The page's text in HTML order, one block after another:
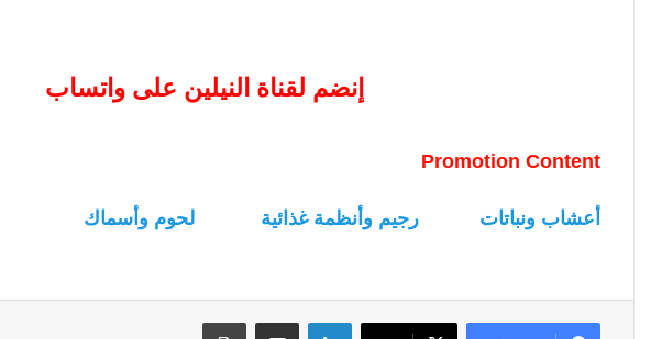
إنضم لقناة النيلين على واتساب
Promotion Content
أعشاب ونباتات رجيم وأنظمة غذائية لحوم وأسماك
لينكدإن